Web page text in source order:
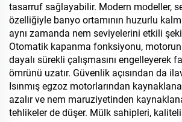
tasarruf sağlayabilir. Modern modeller,
özelliğiyle banyo ortamının huzurlu
aynı zamanda nem seviyelerini etkili
Otomatik kapanma fonksiyonu, motorun
dayalı sürekli çalışmasını engelleyerek
ömrünü uzatır. Güvenlik açısından da
Isınmış egzoz motorlarından
azalır ve nem maruziyetinden
tehlikeler de düşer. Mülk sahipleri,